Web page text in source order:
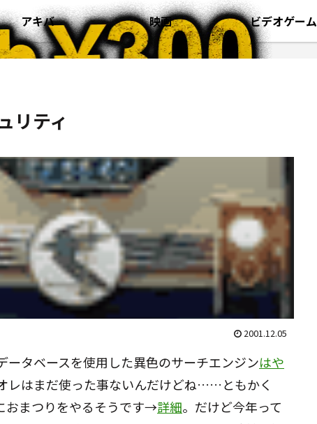
アキバ 映画 ビデオゲーム
リティ
2001.12.05
ータベースを使用した異色のサーチエンジンはや
レはまだ使った事ないんだけどね……ともかく
おまつりをやるそうです→詳細。だけど今年って